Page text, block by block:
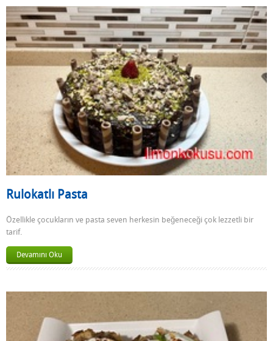
Rulokatlı Pasta
Özellikle çocukların ve pasta seven herkesin beğeneceği çok lezzetli bir
tarif.
Devamını Oku